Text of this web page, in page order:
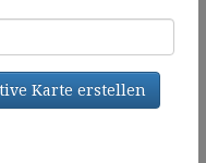
Karte erstellen